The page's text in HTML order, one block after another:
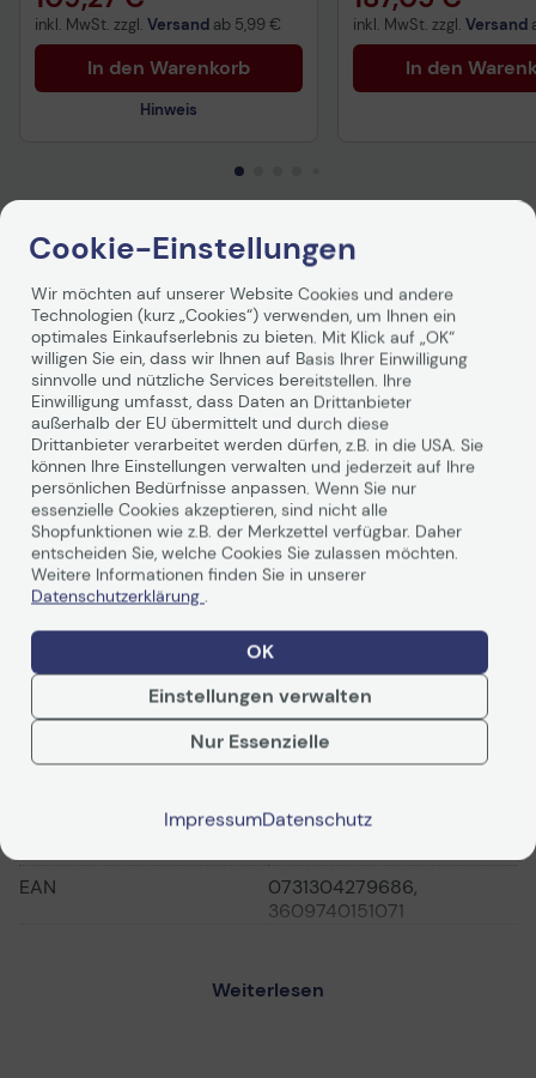
inkl. MwSt. zzgl. Versand ab 5,99 €
In den Warenkorb
Hinweis
Technisches Produktdatenblatt
Vorvertragliche Informationen
gemäß der EU-
inkl. MwSt. zzgl. Versand
In den
Produktbeschreibung
Diese exklusiven und einfach zu verwendenden Kabel
mit Steckerverriegelung sparen Platz und sorgen für den
sicheren Anschluss von IT-Geräten an rackmontierte
PDUs. Die Kabel können mit allen genormten IEC-
Steckdosen oder -Netzbuchsen verwendet werden;
lediglich bei Einsatz mit APC Rack-PDUs der AP8000-
Reihe oder IT-Geräten mit entsprechenden integrierten
Buchsen rastet der Verriegelungsmechanismus ein. Die
Steckerverriegelung schützt vor dem unbeabsichtigten
Abziehen von Kabeln und damit vor einer Unterbrechung
der Stromzufuhr.
Weiterlesen
Technische Daten
Allgemein
Schneider Electric
EAN
0731304279686,
3609740151071
Weiterlesen
Cookie-Einstellungen
Wir möchten auf unserer Website Cookies und andere
Technologien (kurz „Cookies“) verwenden, um Ihnen ein
optimales Einkaufserlebnis zu bieten. Mit Klick auf „OK“
willigen Sie ein, dass wir Ihnen auf Basis Ihrer Einwilligung
sinnvolle und nützliche Services bereitstellen. Ihre
Einwilligung umfasst, dass Daten an Drittanbieter
außerhalb der EU übermittelt und durch diese
Drittanbieter verarbeitet werden dürfen, z.B. in die USA. Sie
können Ihre Einstellungen verwalten und jederzeit auf Ihre
persönlichen Bedürfnisse anpassen. Wenn Sie nur
essenzielle Cookies akzeptieren, sind nicht alle
Shopfunktionen wie z.B. der Merkzettel verfügbar. Daher
entscheiden Sie, welche Cookies Sie zulassen möchten.
Weitere Informationen finden Sie in unserer
Datenschutzerklärung .
OK
Einstellungen verwalten
Nur Essenzielle
ImpressumDatenschutz